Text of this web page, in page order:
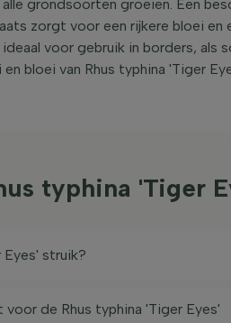
grondsoorten groeien. Een
zorgt voor een rijkere bloei
voor gebruik in borders,
bloei van Rhus typhina 'Tiger
typhina 'Tiger
struik?
de Rhus typhina 'Tiger Eyes'